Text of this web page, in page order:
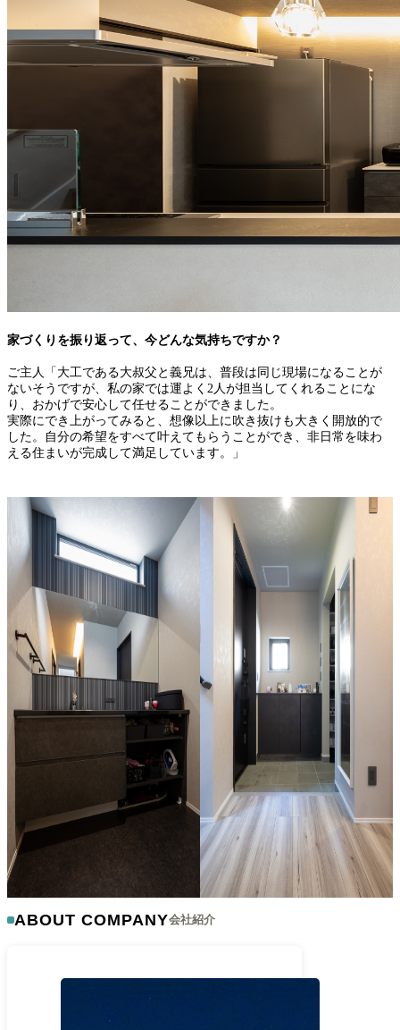
家づくりを振り返って、今どんな気持ちですか？
ご主人「大工である大叔父と義兄は、普段は同じ現場になることが
ないそうですが、私の家では運よく2人が担当してくれることにな
り、おかげで安心して任せることができました。
実際にでき上がってみると、想像以上に吹き抜けも大きく開放的で
した。自分の希望をすべて叶えてもらうことができ、非日常を味わ
える住まいが完成して満足しています。」
ABOUT COMPANY会社紹介